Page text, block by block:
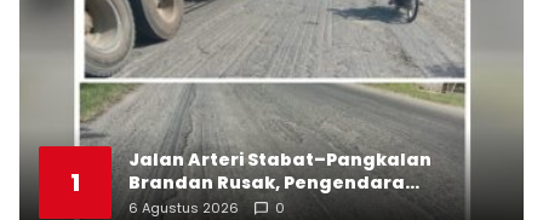
1
Jalan Arteri Stabat–Pangkalan
Brandan Rusak, Pengendara
Terancam Celaka
6 Agustus 2026 0